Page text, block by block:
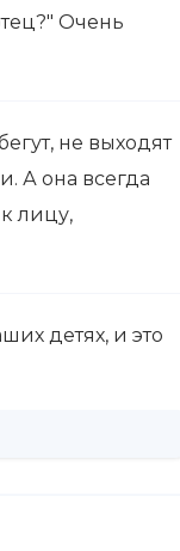
Очень
не выходят
А она всегда
лицу,
детях, и это